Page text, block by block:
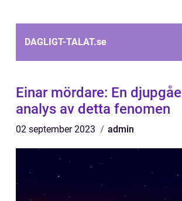
DAGLIGT-TALAT.se
Einar mördare: En
analys av detta fenomen
02 september 2023 admin